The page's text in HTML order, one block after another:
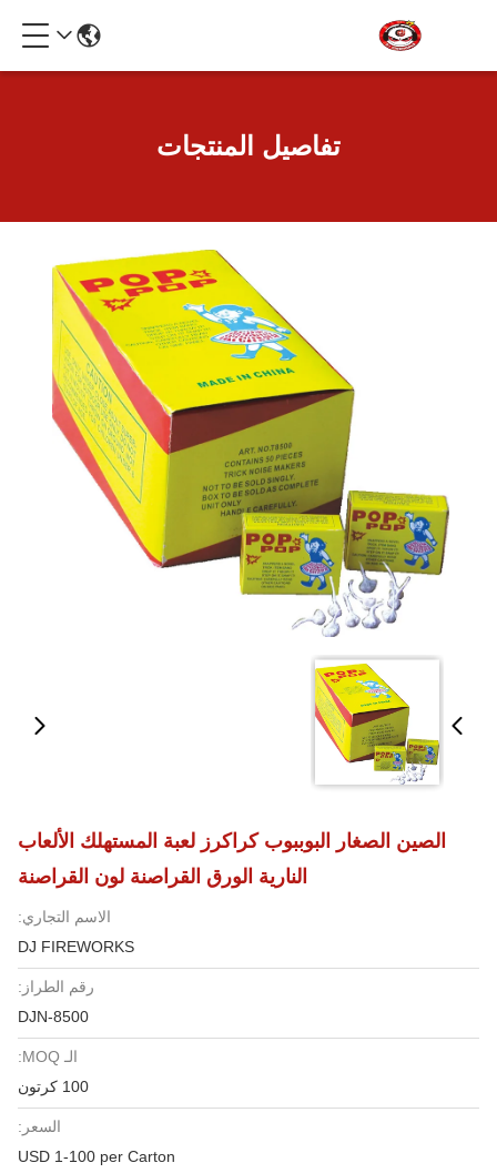
تفاصيل المنتجات
الصين الصغار البوببوب كراكرز لعبة المستهلك الألعاب
النارية الورق القراصنة لون القراصنة
الاسم التجاري:
DJ FIREWORKS
رقم الطراز:
DJN-8500
الـ MOQ:
100 كرتون
السعر:
USD 1-100 per Carton